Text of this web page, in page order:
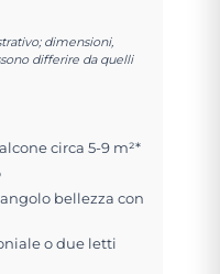
dimensioni,
differire da quelli
circa 5-9 m²*
bellezza con
o due letti